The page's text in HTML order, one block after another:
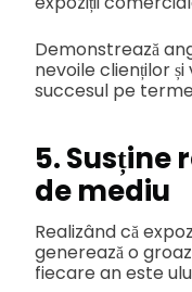
Demonstrează
nevoile clienților
succesul pe
5. Susține
de mediu
Realizând că
generează o
fiecare an este